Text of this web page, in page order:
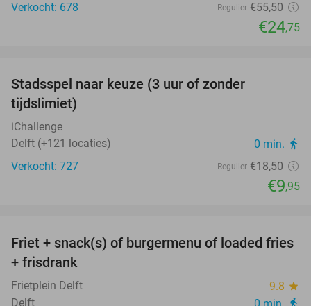
Verkocht: 678 Regulier €55,50
€24,75
Stadsspel naar keuze (3 uur of zonder
tijdslimiet)
iChallenge
Delft (+121 locaties)
0 min. directions_walk
Verkocht: 727 Regulier €18,50
€9,95
39%
Friet + snack(s) of burgermenu of loaded fries
+ frisdrank
Frietplein Delft 9.8 star
Delft directions_walk